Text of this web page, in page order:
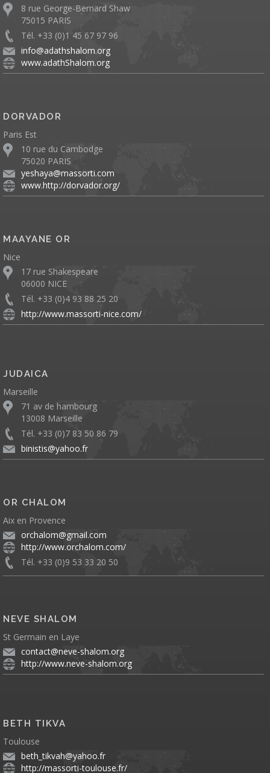
8 rue George-Bernard Shaw
75015 PARIS
Tél. +33 (0)1 45 67 97 96
info@adathshalom.org
www.adathShalom.org
DORVADOR
Paris Est
10 rue du Cambodge
75020 PARIS
yeshaya@massorti.com
www.http://dorvador.org/
MAAYANE OR
Nice
17 rue Shakespeare
06000 NICE
Tél. +33 (0)4 93 88 25 20
http://www.massorti-nice.com/
JUDAICA
Marseille
71 av de hambourg
13008 Marseille
Tél. +33 (0)7 83 50 86 79
binistis@yahoo.fr
OR CHALOM
Aix en Provence
orchalom@gmail.com
http://www.orchalom.com/
Tél. +33 (0)9 53 33 20 50
NEVE SHALOM
St Germain en Laye
contact@neve-shalom.org
http://www.neve-shalom.org
BETH TIKVA
Toulouse
beth_tikvah@yahoo.fr
http://massorti-toulouse.fr/